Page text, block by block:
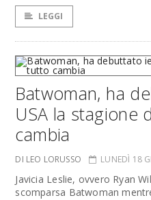
LEGGI
Batwoman, ha
USA la stagione
cambia
DI LEO LORUSSO LUNEDÌ 18
Javicia Leslie, ovvero Ryan
scomparsa Batwoman